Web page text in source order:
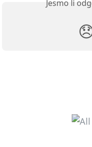
Jesmo li